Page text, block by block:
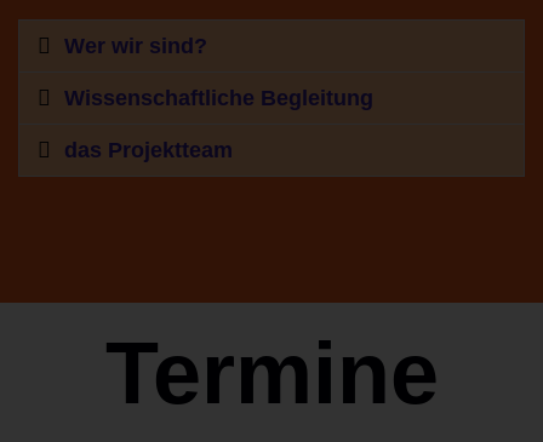
Wer wir sind?
Wissenschaftliche Begleitung
das Projektteam
Termine